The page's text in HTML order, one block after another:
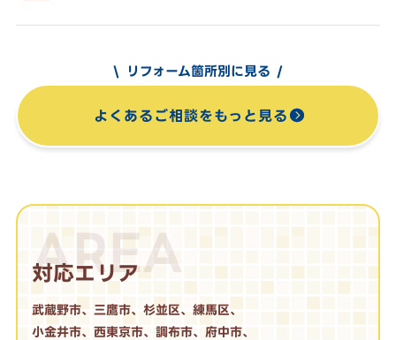
リフォーム箇所別に見る
よくあるご相談をもっと見る
AREA
対応エリア
武蔵野市、三鷹市、杉並区、練馬区、
小金井市、西東京市、調布市、府中市、